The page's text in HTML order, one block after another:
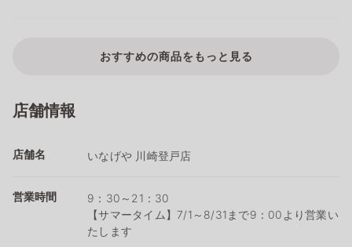
おすすめの商品をもっと見る
店舗情報
店舗名 いなげや 川崎登戸店
営業時間
9：30～21：30
【サマータイム】7/1～8/31まで9：00より営業い
たします